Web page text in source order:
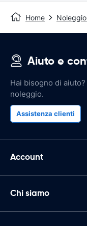
Home
Aiuto e
Hai bisogno di
noleggio.
Assistenza clienti
Account
Chi siamo